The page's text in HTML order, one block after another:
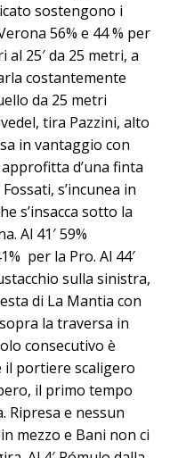
sostengono i
56% e 44 % per
25′ da 25 metri, a
costantemente
da 25 metri
tira Pazzini, alto
in vantaggio con
d’una finta
s’incunea in
s’insacca sotto la
Al 41′ 59%
per la Pro. Al 44′
sulla sinistra,
di La Mantia con
la traversa in
consecutivo è
il portiere scaligero
il primo tempo
Ripresa e nessun
mezzo e Bani non ci